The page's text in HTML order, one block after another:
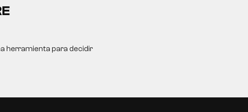
herramienta para decidir